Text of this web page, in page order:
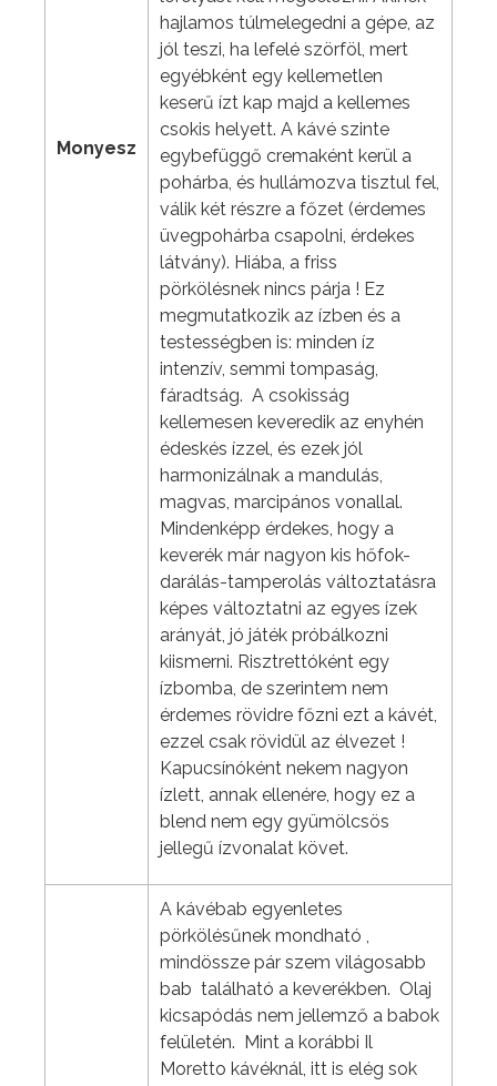
Monyesz
hajlamos túlmelegedni a gépe, az
jól teszi, ha lefelé szörföl, mert
egyébként egy kellemetlen
keserű ízt kap majd a kellemes
csokis helyett. A kávé szinte
egybefüggő cremaként kerül a
pohárba, és hullámozva tisztul fel,
válik két részre a főzet (érdemes
üvegpohárba csapolni, érdekes
látvány). Hiába, a friss
pörkölésnek nincs párja ! Ez
megmutatkozik az ízben és a
testességben is: minden íz
intenzív, semmi tompaság,
fáradtság. A csokisság
kellemesen keveredik az enyhén
édeskés ízzel, és ezek jól
harmonizálnak a mandulás,
magvas, marcipános vonallal.
Mindenképp érdekes, hogy a
keverék már nagyon kis hőfok-
darálás-tamperolás változtatásra
képes változtatni az egyes ízek
arányát, jó játék próbálkozni
kiismerni. Risztrettóként egy
ízbomba, de szerintem nem
érdemes rövidre főzni ezt a kávét,
ezzel csak rövidül az élvezet !
Kapucsínóként nekem nagyon
ízlett, annak ellenére, hogy ez a
blend nem egy gyümölcsös
jellegű ízvonalat követ.
A kávébab egyenletes
pörkölésűnek mondható ,
mindössze pár szem világosabb
bab található a keverékben. Olaj
kicsapódás nem jellemző a babok
felületén. Mint a korábbi Il
Moretto kávéknál, itt is elég sok